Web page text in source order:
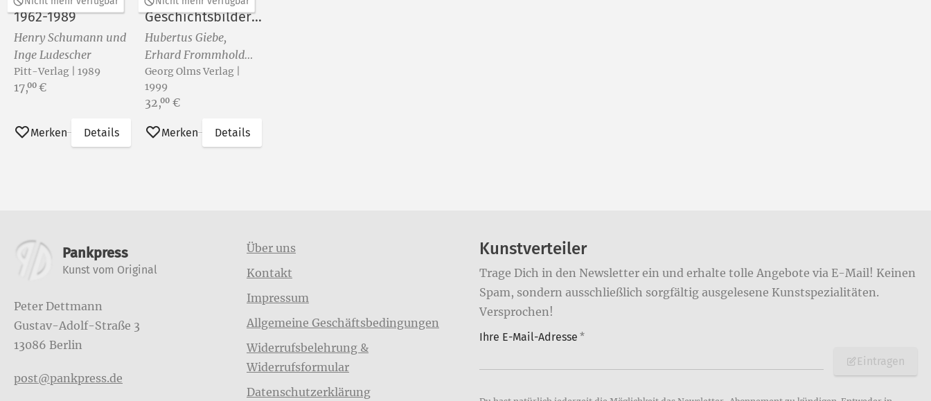
1962-1989
Henry Schumann und
Inge Ludescher
Pitt-Verlag | 1989
Preis:
17,00 €
Merken Details
Geschichtsbilder.
Memorial
Hubertus Giebe,
Erhard Frommhold
und Henry Schumann
Georg Olms Verlag |
1999
Preis:
32,00 €
Merken Details
Weitere Informationen
Pankpress
Kunst vom Original
Peter Dettmann
Gustav-Adolf-Straße 3
13086 Berlin
post@pankpress.de
Über uns
Kontakt
Impressum
Allgemeine Geschäftsbedingungen
Widerrufsbelehrung &
Widerrufsformular
Datenschutzerklärung
Kunstverteiler
Trage Dich in den Newsletter ein und erhalte tolle Angebote via E-Mail! Keinen
Spam, sondern ausschließlich sorgfältig ausgelesene Kunstspezialitäten.
Versprochen!
Ihre E-Mail-Adresse *
Eintragen